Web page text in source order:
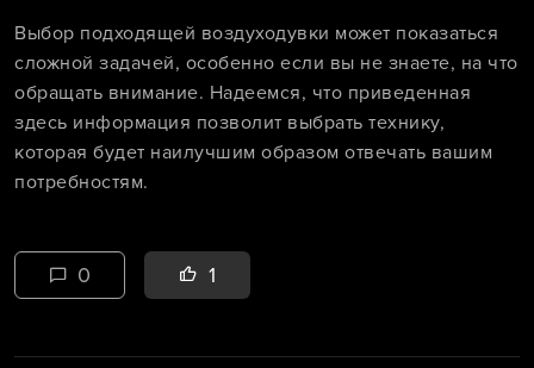
Выбор подходящей воздуходувки может показаться
сложной задачей, особенно если вы не знаете, на что
обращать внимание. Надеемся, что приведенная
здесь информация позволит выбрать технику,
которая будет наилучшим образом отвечать вашим
потребностям.
0 1